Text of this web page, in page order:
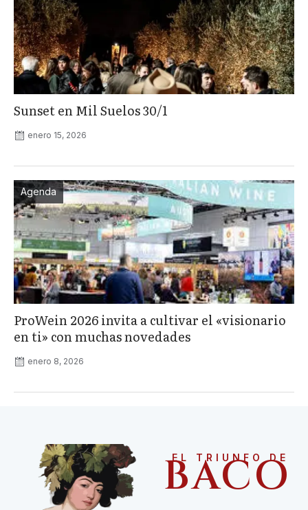
Sunset en Mil Suelos 30/1
enero 15, 2026
Agenda
ProWein 2026 invita a cultivar el «visionario
en ti» con muchas novedades
enero 8, 2026
EL TRIUNFO DE
BACO